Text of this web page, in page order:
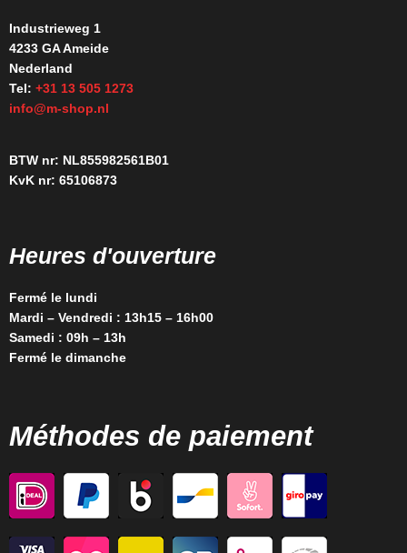
Industrieweg 1
4233 GA Ameide
Nederland
Tel: +31 13 505 1273
info@m-shop.nl
BTW nr: NL855982561B01
KvK nr: 65106873
Heures d'ouverture
Fermé le lundi
Mardi – Vendredi : 13h15 – 16h00
Samedi : 09h – 13h
Fermé le dimanche
Méthodes de paiement